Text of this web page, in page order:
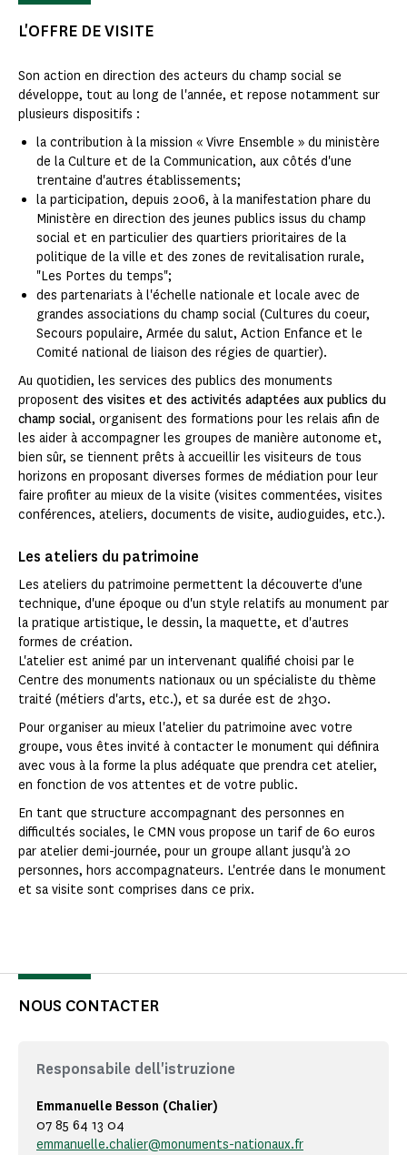
L'OFFRE DE VISITE
Son action en direction des acteurs du champ social se
développe, tout au long de l'année, et repose notamment sur
plusieurs dispositifs :
la contribution à la mission « Vivre Ensemble » du ministère
de la Culture et de la Communication, aux côtés d'une
trentaine d'autres établissements;
la participation, depuis 2006, à la manifestation phare du
Ministère en direction des jeunes publics issus du champ
social et en particulier des quartiers prioritaires de la
politique de la ville et des zones de revitalisation rurale,
"Les Portes du temps";
des partenariats à l'échelle nationale et locale avec de
grandes associations du champ social (Cultures du coeur,
Secours populaire, Armée du salut, Action Enfance et le
Comité national de liaison des régies de quartier).
Au quotidien, les services des publics des monuments
proposent des visites et des activités adaptées aux publics du
champ social, organisent des formations pour les relais afin de
les aider à accompagner les groupes de manière autonome et,
bien sûr, se tiennent prêts à accueillir les visiteurs de tous
horizons en proposant diverses formes de médiation pour leur
faire profiter au mieux de la visite (visites commentées, visites
conférences, ateliers, documents de visite, audioguides, etc.).
Les ateliers du patrimoine
Les ateliers du patrimoine permettent la découverte d'une
technique, d'une époque ou d'un style relatifs au monument par
la pratique artistique, le dessin, la maquette, et d'autres
formes de création.
L'atelier est animé par un intervenant qualifié choisi par le
Centre des monuments nationaux ou un spécialiste du thème
traité (métiers d'arts, etc.), et sa durée est de 2h30.
Pour organiser au mieux l'atelier du patrimoine avec votre
groupe, vous êtes invité à contacter le monument qui définira
avec vous à la forme la plus adéquate que prendra cet atelier,
en fonction de vos attentes et de votre public.
En tant que structure accompagnant des personnes en
difficultés sociales, le CMN vous propose un tarif de 60 euros
par atelier demi-journée, pour un groupe allant jusqu'à 20
personnes, hors accompagnateurs. L'entrée dans le monument
et sa visite sont comprises dans ce prix.
NOUS CONTACTER
Responsabile dell'istruzione
Emmanuelle Besson (Chalier)
07 85 64 13 04
emmanuelle.chalier@monuments-nationaux.fr